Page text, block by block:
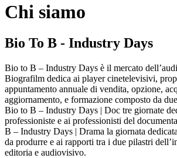
Chi siamo
Bio To B - Industry Days
Bio to B – Industry Days è il mercato
Biografilm dedica ai player cinetelevisivi,
appuntamento annuale di vendita, opzione,
aggiornamento, e formazione composto da
Bio to B – Industry Days | Doc tre giornate
professioniste e ai professionisti del
B – Industry Days | Drama la giornata
da produrre e ai rapporti tra i due pilastri
editoria e audiovisivo.